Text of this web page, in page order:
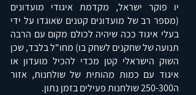
יו פוקר ישראל, מקדמת איגודי מועדונים
(מספר רב של מועדונים קטנים שאוגדו על ידי
בעלי איגוד ככה שיהיה לכולם מקום עם הרבה
תנועה של שחקנים לשחק בו) מחו"ל בלבד, שכן
השוק הישראלי קטן מכדי להכיל מועדון או
איגוד עם כמות מהותית של שולחנות, אזור
ה250-300 שולחנות פעילים בזמן נתון.